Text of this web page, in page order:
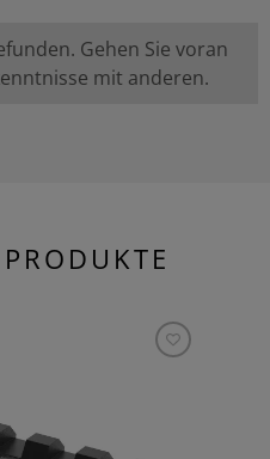
Gehen Sie voran
mit anderen.